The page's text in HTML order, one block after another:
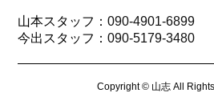
山本スタッフ：090-4901-6899
今出スタッフ：090-5179-3480
Copyright © 山志 All